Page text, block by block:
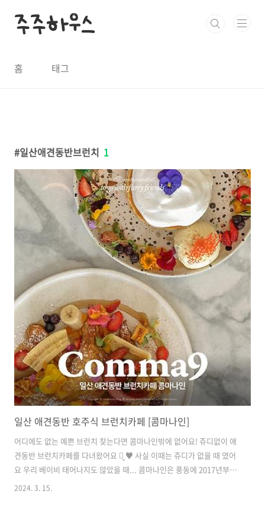
주주하우스
홈 태그
일산애견동반브런치 1
일산 애견동반 호주식 브런치카페 [콤마나인]
어디에도 없는 예쁜 브런치 찾는다면 콤마나인밖에 없어요! 쥬디없이 애
견동반 브런치카페를 다녀왔어요 ⺣̤̬ ♥ 사실 이때는 쥬디가 없을 때 였어
요 우리 베이비 태어나지도 않았을 때... 콤마나인은 풍동에 2017년부터
있었는데요 하나도 변하지 않고 오히려 더 좋아지는 곳이에요 요즘도 여
2024. 3. 15.